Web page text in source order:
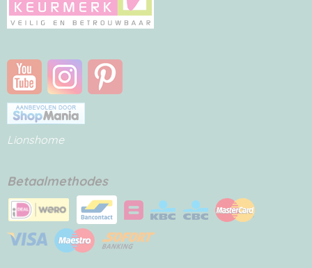
Lionshome
Betaalmethodes